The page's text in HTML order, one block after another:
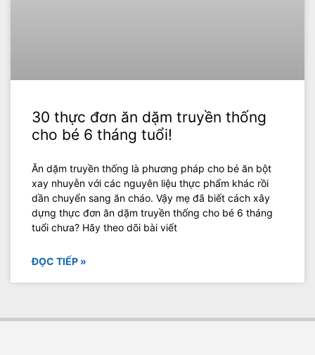
30 thực đơn ăn dặm truyền thống
cho bé 6 tháng tuổi!
Ăn dặm truyền thống là phương pháp cho bé ăn bột
xay nhuyễn với các nguyên liệu thực phẩm khác rồi
dần chuyển sang ăn cháo. Vậy mẹ đã biết cách xây
dựng thực đơn ăn dặm truyền thống cho bé 6 tháng
tuổi chưa? Hãy theo dõi bài viết
ĐỌC TIẾP »